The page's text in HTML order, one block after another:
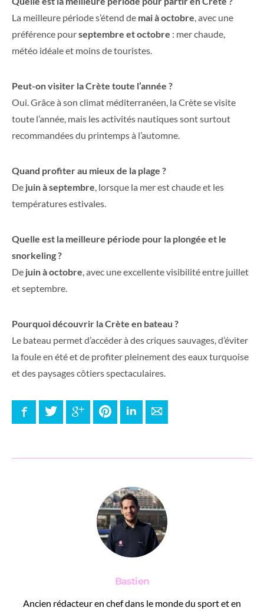
La meilleure période s’étend de mai à octobre, avec une
préférence pourseptembre et octobre : mer chaude,
météo idéale et moins de touristes.
Peut-on visiter la Crète toute l’année ?
Oui. Grâce à son climat méditerranéen, la Crète se visite
toute l’année, mais les activités nautiques sont surtout
recommandées du printemps à l’automne.
Quand profiter au mieux de la plage ?
De juin à septembre, lorsque la mer est chaude et les
températures estivales.
Quelle est la meilleure période pour la plongée et le
snorkeling ?
De juin à octobre, avec une excellente visibilité entre juillet
et septembre.
Pourquoi découvrir la Crète en bateau ?
Le bateau permet d’accéder à des criques sauvages, d’éviter
la foule en été et de profiter pleinement des eaux turquoise
et des paysages côtiers spectaculaires.
FacebookTwitter Google+ PinterestLinkedInE-mail
Bastien
Ancien rédacteur en chef dans le monde du sport et en